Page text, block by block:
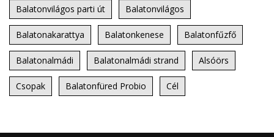
Balatonvilágos parti út Balatonvilágos
Balatonakarattya Balatonkenese Balatonfűzfő
Balatonalmádi Balatonalmádi strand Alsóörs
Csopak Balatonfüred Probio Cél